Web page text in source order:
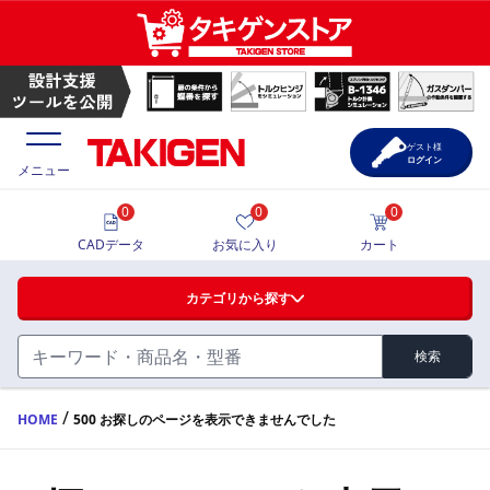
ハンドル・取手・つまみ・周辺機器
FA・A
蝶番・ステー・周辺機器
価格一覧
製品カタログ
メニュー
カテゴリから探す
検索
0
CADデータ
0
お気に入り
0
カート
ゲスト様
ログイン
HOME / 500 お探しのページを表示できませんでした